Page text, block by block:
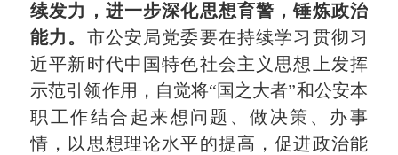
续发力，进一步深化思想育警，锤炼政治
能力。 市公安局党委要在持续学习贯彻习
近平新时代中国特色社会主义思想上发挥
示范引领作用，自觉将“国之大者”和公安本
职工作结合起来想问题、做决策、办事
情，以思想理论水平的提高，促进政治能